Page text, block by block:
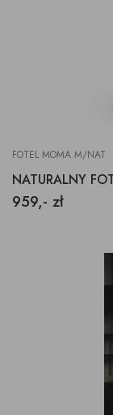
FOTEL MOMA M/NAT
NATURALNY
959,- zł